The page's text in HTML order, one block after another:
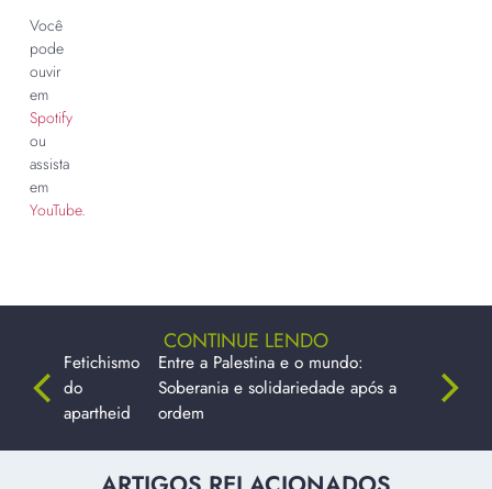
Você
pode
ouvir
em
Spotify
ou
assista
em
YouTube.
CONTINUE LENDO
Fetichismo
do
apartheid
Entre a Palestina e o mundo:
Soberania e solidariedade após a
ordem